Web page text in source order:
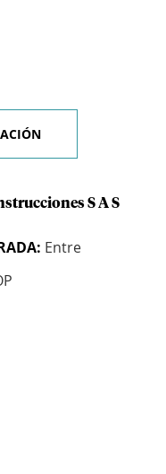
S A S
Entre